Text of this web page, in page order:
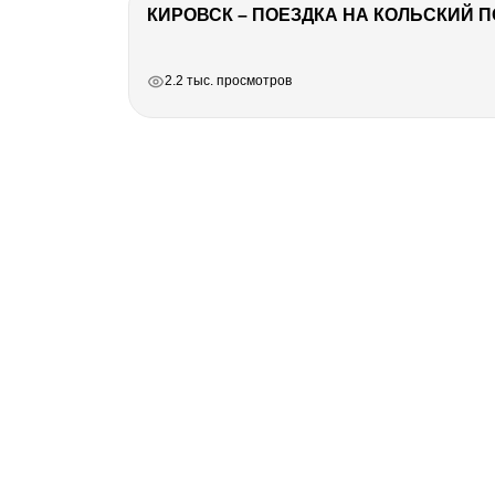
КИРОВСК – ПОЕЗДКА НА КОЛЬСКИЙ
2.2 тыс. просмотров